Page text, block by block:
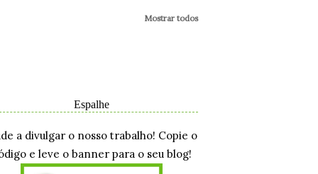
Mostrar todos
Espalhe
a divulgar o nosso trabalho! Copie o
e leve o banner para o seu blog!